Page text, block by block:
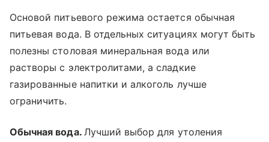
Основой питьевого режима остается обычная
питьевая вода. В отдельных ситуациях могут быть
полезны столовая минеральная вода или
растворы с электролитами, а сладкие
газированные напитки и алкоголь лучше
ограничить.
Обычная вода. Лучший выбор для утоления